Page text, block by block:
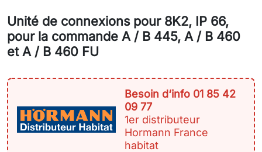
Unité de connexions pour 8K2, IP 66,
pour la commande A / B 445, A / B 460
et A / B 460 FU
Besoin d‘info 01 85 42
09 77
1er distributeur
Hormann France
habitat